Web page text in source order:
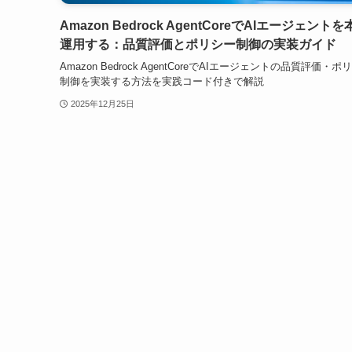
Amazon Bedrock AgentCoreでAIエージェントを
運用する：品質評価とポリシー制御の実装ガイド
Amazon Bedrock AgentCoreでAIエージェントの品質評価・ポ
制御を実装する方法を実践コード付きで解説
2025年12月25日